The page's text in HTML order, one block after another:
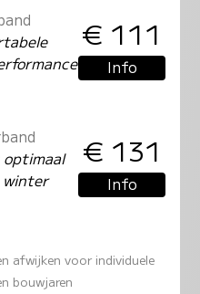
€ 111
Info
winter
€ 131
Info
afwijken voor individuele
bouwjaren